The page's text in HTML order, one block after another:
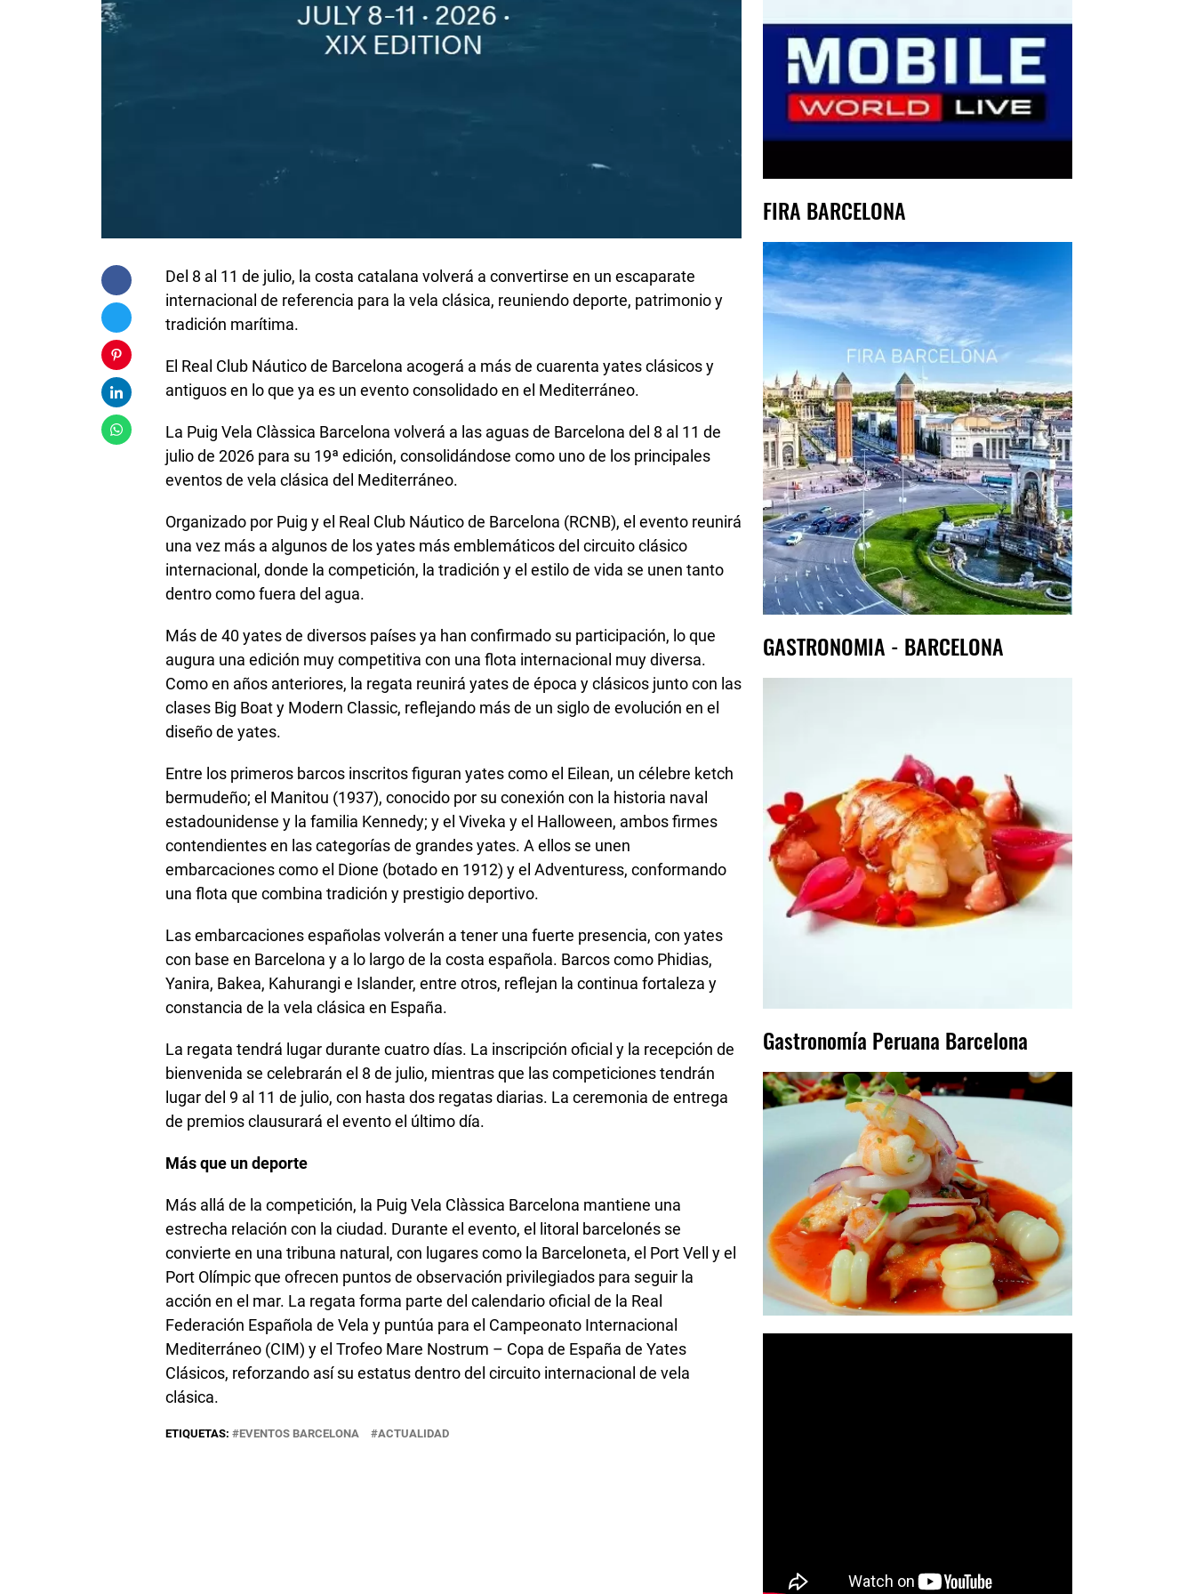
Del 8 al 11 de julio, la costa catalana volverá a convertirse en un escaparate
internacional de referencia para la vela clásica, reuniendo deporte, patrimonio y
tradición marítima.
El Real Club Náutico de Barcelona acogerá a más de cuarenta yates clásicos y
antiguos en lo que ya es un evento consolidado en el Mediterráneo.
La Puig Vela Clàssica Barcelona volverá a las aguas de Barcelona del 8 al 11 de
julio de 2026 para su 19ª edición, consolidándose como uno de los principales
eventos de vela clásica del Mediterráneo.
Organizado por Puig y el Real Club Náutico de Barcelona (RCNB), el evento reunirá
una vez más a algunos de los yates más emblemáticos del circuito clásico
internacional, donde la competición, la tradición y el estilo de vida se unen tanto
dentro como fuera del agua.
Más de 40 yates de diversos países ya han confirmado su participación, lo que
augura una edición muy competitiva con una flota internacional muy diversa.
Como en años anteriores, la regata reunirá yates de época y clásicos junto con las
clases Big Boat y Modern Classic, reflejando más de un siglo de evolución en el
diseño de yates.
Entre los primeros barcos inscritos figuran yates como el Eilean, un célebre ketch
bermudeño; el Manitou (1937), conocido por su conexión con la historia naval
estadounidense y la familia Kennedy; y el Viveka y el Halloween, ambos firmes
contendientes en las categorías de grandes yates. A ellos se unen
embarcaciones como el Dione (botado en 1912) y el Adventuress, conformando
una flota que combina tradición y prestigio deportivo.
Las embarcaciones españolas volverán a tener una fuerte presencia, con yates
con base en Barcelona y a lo largo de la costa española. Barcos como Phidias,
Yanira, Bakea, Kahurangi e Islander, entre otros, reflejan la continua fortaleza y
constancia de la vela clásica en España.
La regata tendrá lugar durante cuatro días. La inscripción oficial y la recepción de
bienvenida se celebrarán el 8 de julio, mientras que las competiciones tendrán
lugar del 9 al 11 de julio, con hasta dos regatas diarias. La ceremonia de entrega
de premios clausurará el evento el último día.
Más que un deporte
Más allá de la competición, la Puig Vela Clàssica Barcelona mantiene una
estrecha relación con la ciudad. Durante el evento, el litoral barcelonés se
convierte en una tribuna natural, con lugares como la Barceloneta, el Port Vell y el
Port Olímpic que ofrecen puntos de observación privilegiados para seguir la
acción en el mar. La regata forma parte del calendario oficial de la Real
Federación Española de Vela y puntúa para el Campeonato Internacional
Mediterráneo (CIM) y el Trofeo Mare Nostrum – Copa de España de Yates
Clásicos, reforzando así su estatus dentro del circuito internacional de vela
clásica.
ETIQUETAS: EVENTOS BARCELONA ACTUALIDAD
FIRA BARCELONA
GASTRONOMIA - BARCELONA
Gastronomía Peruana Barcelona